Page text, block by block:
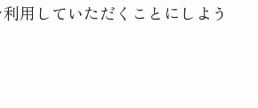
用していただくことにしよう